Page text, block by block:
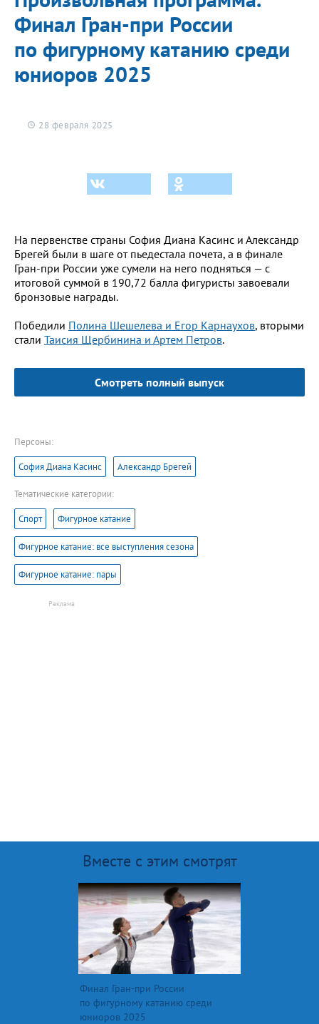
Финал Гран-при России
по фигурному катанию среди
юниоров 2025
28 февраля 2025
На первенстве страны София Диана Касинс и Александр
Брегей были в шаге от пьедестала почета, а в финале
Гран-при России уже сумели на него подняться — с
итоговой суммой в 190,72 балла фигуристы завоевали
бронзовые награды.
Победили Полина Шешелева и Егор Карнаухов, вторыми
стали Таисия Щербинина и Артем Петров.
Смотреть полный выпуск
Персоны:
София Диана Касинс Александр Брегей
Тематические категории:
Спорт Фигурное катание
Фигурное катание: все выступления сезона
Фигурное катание: пары
Вместе с этим смотрят
Финал Гран-при России
по фигурному катанию среди
юниоров 2025